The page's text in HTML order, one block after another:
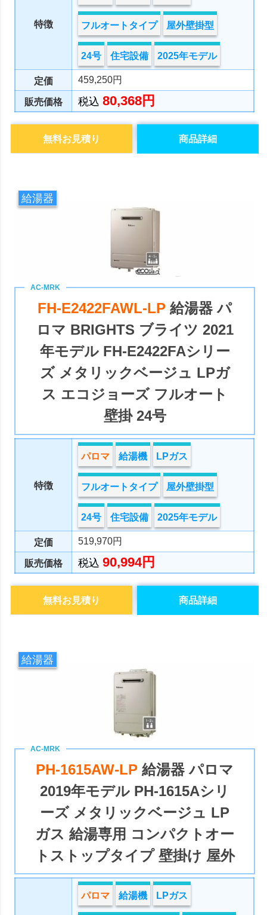
特徴 フルオートタイプ 屋外壁掛型
24号 住宅設備 2025年モデル
定価 459,250円
販売価格 税込80,368円
商品詳細
無料お見積り
給湯器
FH-E2422FAWL-LP給湯器 パ
ロマ BRIGHTS ブライツ 2021
年モデル FH-E2422FAシリー
ズ メタリックベージュ LPガ
ス エコジョーズ フルオート
壁掛 24号
特徴
パロマ 給湯機 LPガス
フルオートタイプ 屋外壁掛型
24号 住宅設備 2025年モデル
定価 519,970円
販売価格 税込90,994円
商品詳細
無料お見積り
給湯器
PH-1615AW-LP給湯器 パロマ
2019年モデル PH-1615Aシリ
ーズ メタリックベージュ LP
ガス 給湯専用 コンパクトオー
トストップタイプ 壁掛け 屋外
パロマ 給湯機 LPガス